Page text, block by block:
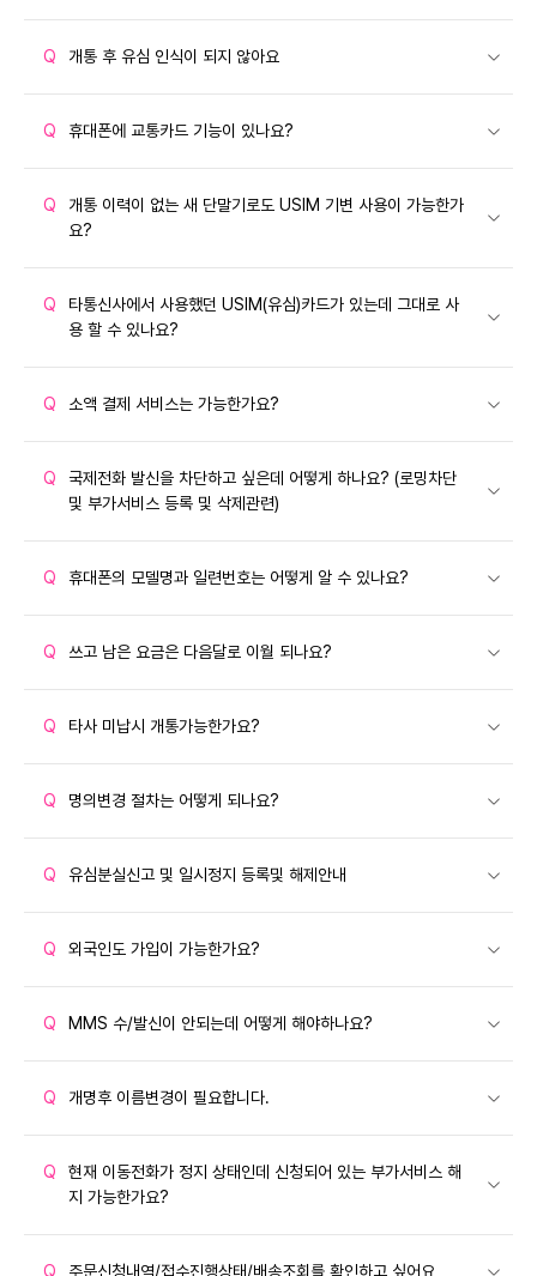
Q 개통 후 유심 인식이 되지 않아요
Q 휴대폰에 교통카드 기능이 있나요?
Q
개통 이력이 없는 새 단말기로도 USIM 기변 사용이 가능한가
요?
Q
타통신사에서 사용했던 USIM(유심)카드가 있는데 그대로 사
용 할 수 있나요?
Q 소액 결제 서비스는 가능한가요?
Q
국제전화 발신을 차단하고 싶은데 어떻게 하나요? (로밍차단
및 부가서비스 등록 및 삭제관련)
Q 휴대폰의 모델명과 일련번호는 어떻게 알 수 있나요?
Q 쓰고 남은 요금은 다음달로 이월 되나요?
Q 타사 미납시 개통가능한가요?
Q 명의변경 절차는 어떻게 되나요?
Q 유심분실신고 및 일시정지 등록및 해제안내
Q 외국인도 가입이 가능한가요?
Q MMS 수/발신이 안되는데 어떻게 해야하나요?
Q 개명후 이름변경이 필요합니다.
Q
현재 이동전화가 정지 상태인데 신청되어 있는 부가서비스 해
지 가능한가요?
Q 주문신청내역/접수진행상태/배송조회를 확인하고 싶어요